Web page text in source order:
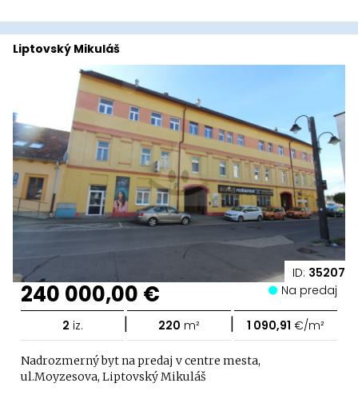
ID: 35207
Liptovský Mikuláš
240 000,00 € Na predaj
2 iz. | 220 m² | 1 090,91 €/m²
Nadrozmerný byt na predaj v centre mesta,
ul.Moyzesova, Liptovský Mikuláš